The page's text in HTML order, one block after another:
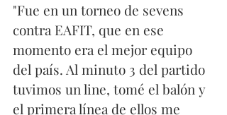
"Fue en un torneo de sevens
contra EAFIT, que en ese
momento era el mejor equipo
del país. Al minuto 3 del partido
tuvimos un line, tomé el balón y
el primera línea de ellos me